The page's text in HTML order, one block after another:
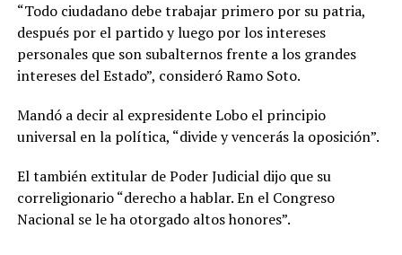
“Todo ciudadano debe trabajar primero por su patria,
después por el partido y luego por los intereses
personales que son subalternos frente a los grandes
intereses del Estado”, consideró Ramo Soto.
Mandó a decir al expresidente Lobo el principio
universal en la política, “divide y vencerás la oposición”.
El también extitular de Poder Judicial dijo que su
correligionario “derecho a hablar. En el Congreso
Nacional se le ha otorgado altos honores”.